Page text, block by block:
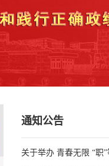
通知公告
关于举办 青春无限 “